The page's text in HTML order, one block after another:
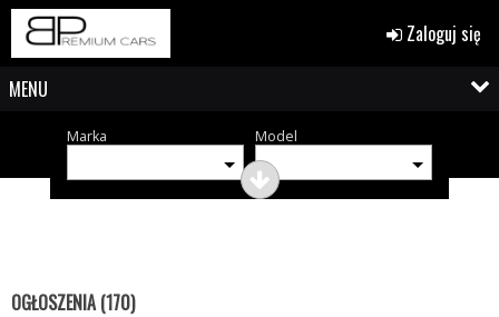
Zaloguj się
MENU
Marka Model
OGŁOSZENIA (170)